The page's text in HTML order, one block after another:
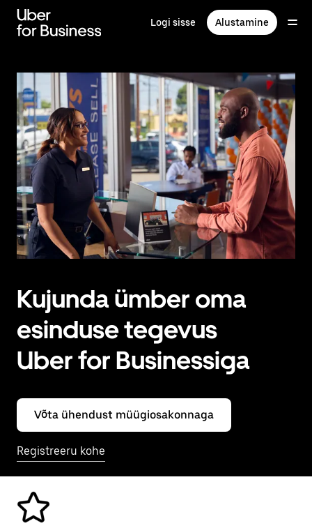
põhisisu
juurde
Logi sisse Alustamine
Kujunda ümber oma
esinduse tegevus
Uber for Businessiga
Võta ühendust müügiosakonnaga
Registreeru kohe